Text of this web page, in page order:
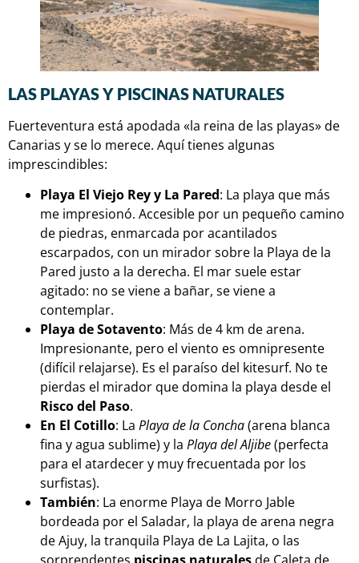
LAS PLAYAS Y PISCINAS NATURALES
Fuerteventura está apodada «la reina de las playas» de
Canarias y se lo merece. Aquí tienes algunas
imprescindibles:
Playa El Viejo Rey y La Pared: La playa que más
me impresionó. Accesible por un pequeño camino
de piedras, enmarcada por acantilados
escarpados, con un mirador sobre la Playa de la
Pared justo a la derecha. El mar suele estar
agitado: no se viene a bañar, se viene a
contemplar.
Playa de Sotavento: Más de 4 km de arena.
Impresionante, pero el viento es omnipresente
(difícil relajarse). Es el paraíso del kitesurf. No te
pierdas el mirador que domina la playa desde el
Risco del Paso.
En El Cotillo: La Playa de la Concha(arena blanca
fina y agua sublime) y la Playa del Aljibe(perfecta
para el atardecer y muy frecuentada por los
surfistas).
También: La enorme Playa de Morro Jable
bordeada por el Saladar, la playa de arena negra
de Ajuy, la tranquila Playa de La Lajita, o las